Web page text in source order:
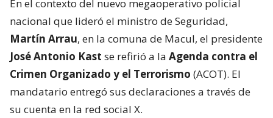
En el contexto del nuevo megaoperativo policial
nacional que lideró el ministro de Seguridad,
Martín Arrau, en la comuna de Macul, el presidente
José Antonio Kast se refirió a la Agenda contra el
Crimen Organizado y el Terrorismo (ACOT). El
mandatario entregó sus declaraciones a través de
su cuenta en la red social X.